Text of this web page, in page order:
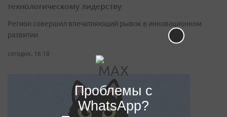
технологическому лидерству
Регион совершил впечатляющий рывок в инновационном
развитии
сегодня, 16:18
Проблемы с
WhatsApp?